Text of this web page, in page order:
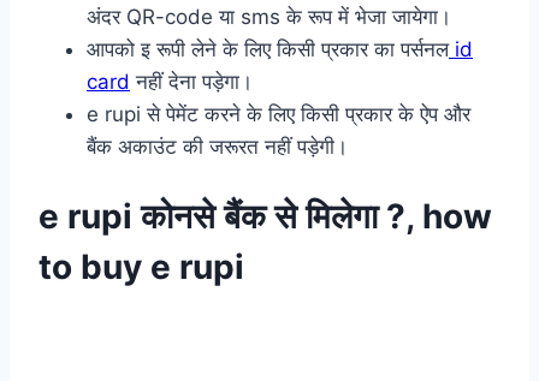
अंदर QR-code या sms के रूप में भेजा जायेगा।
आपको इ रूपी लेने के लिए किसी प्रकार का पर्सनलid
card नहीं देना पड़ेगा।
e rupi से पेमेंट करने के लिए किसी प्रकार के ऐप और
बैंक अकाउंट की जरूरत नहीं पड़ेगी।
e rupi कोनसे बैंक से मिलेगा ?, how
to buy e rupi